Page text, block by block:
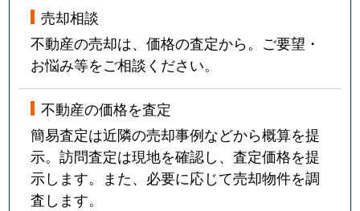
売却相談
不動産の売却は、価格の査定から。ご要望・
お悩み等をご相談ください。
不動産の価格を査定
簡易査定は近隣の売却事例などから概算を提
示。訪問査定は現地を確認し、査定価格を提
示します。また、必要に応じて売却物件を調
査します。